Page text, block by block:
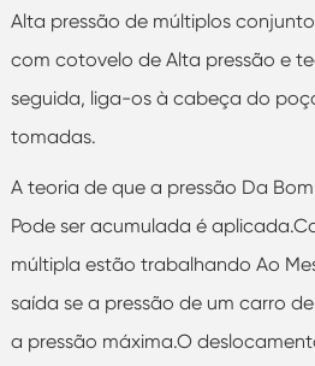
Alta pressão de múltiplos
com cotovelo de Alta pressão e
seguida, liga-os à cabeça do
tomadas.
A teoria de que a pressão Da
Pode ser acumulada é
múltipla estão trabalhando Ao
saída se a pressão de um carro
a pressão máxima.O